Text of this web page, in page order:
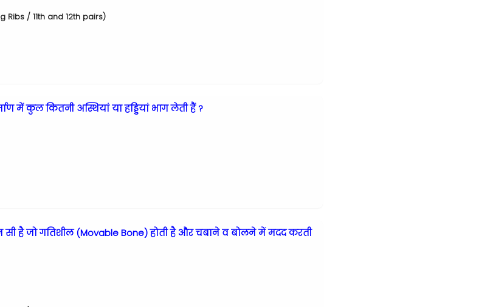
Ribs / 11th and 12th pairs)
में कुल कितनी अस्थियां या हड्डियां भाग लेती हैं ?
सी है जो गतिशील (Movable Bone) होती है और चबाने व बोलने में मदद करती